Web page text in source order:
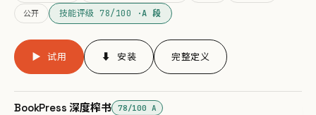
公开 技能评级 78/100 ·A 段
▶ 试用 ⬇ 安装 完整定义
BookPress 深度榨书 78/100 A